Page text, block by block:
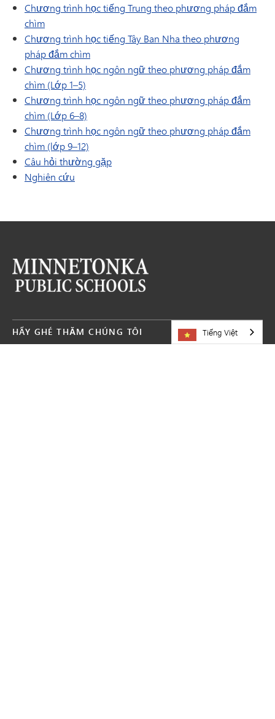
Chương trình học tiếng Trung theo phương pháp đắm
chìm
Chương trình học tiếng Tây Ban Nha theo phương
pháp đắm chìm
Chương trình học ngôn ngữ theo phương pháp đắm
chìm (Lớp 1–5)
Chương trình học ngôn ngữ theo phương pháp đắm
chìm (Lớp 6–8)
Chương trình học ngôn ngữ theo phương pháp đắm
chìm (lớp 9–12)
Câu hỏi thường gặp
Nghiên cứu
HÃY GHÉ THĂM CHÚNG TÔI Tiếng Việt